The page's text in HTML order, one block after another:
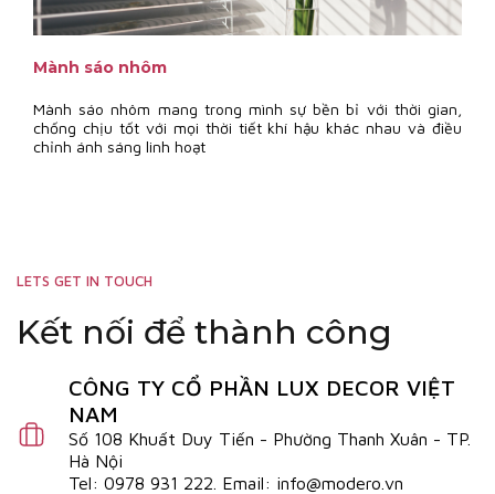
Mành sáo nhôm
Mành sáo nhôm mang trong mình sự bền bỉ với thời gian,
chống chịu tốt với mọi thời tiết khí hậu khác nhau và điều
chỉnh ánh sáng linh hoạt
LETS GET IN TOUCH
Kết nối để thành công
CÔNG TY CỔ PHẦN LUX DECOR VIỆT
NAM
Số 108 Khuất Duy Tiến - Phường Thanh Xuân - TP.
Hà Nội
Tel: 0978 931 222. Email: info@modero.vn